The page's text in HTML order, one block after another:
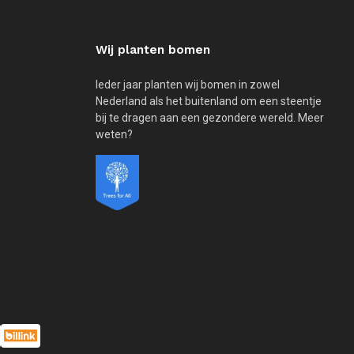
Wij planten bomen
Ieder jaar planten wij bomen in zowel
Nederland als het buitenland om een steentje
bij te dragen aan een gezondere wereld. Meer
weten?